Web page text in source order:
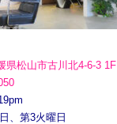
県松山市古川北4-6-3 1F
、第3火曜日